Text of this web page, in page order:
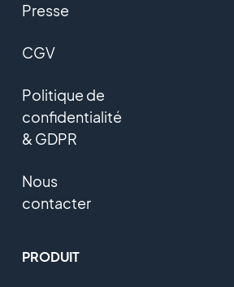
Presse
CGV
Politique de
confidentialité
& GDPR
Nous
contacter
PRODUIT